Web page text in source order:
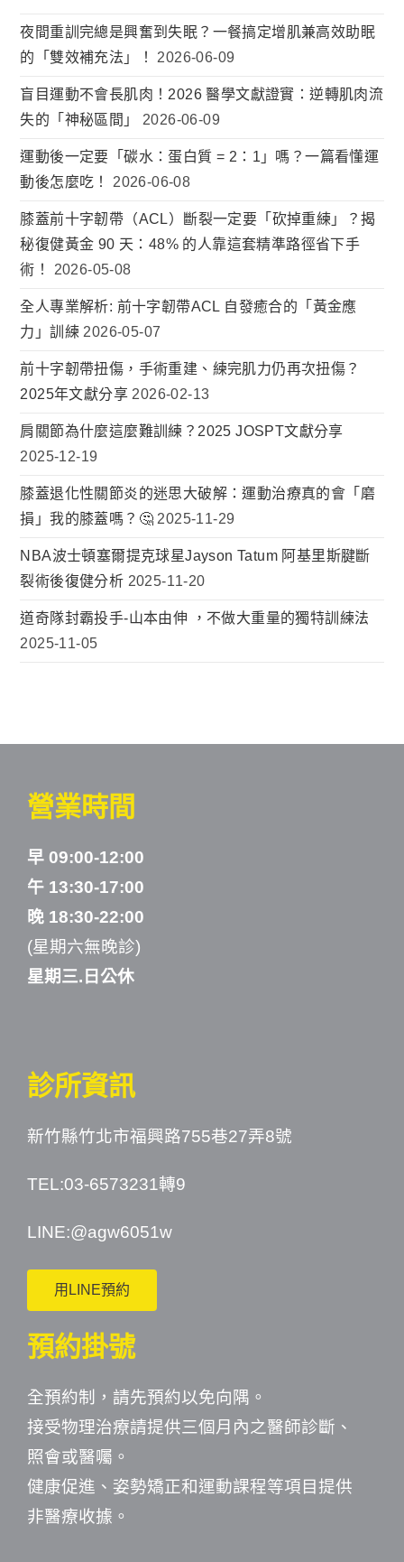
夜間重訓完總是興奮到失眠？一餐搞定增肌兼高效助眠
的「雙效補充法」！
2026-06-09
盲目運動不會長肌肉！2026 醫學文獻證實：逆轉肌肉流
失的「神秘區間」
2026-06-09
運動後一定要「碳水：蛋白質 = 2：1」嗎？一篇看懂運
動後怎麼吃！
2026-06-08
膝蓋前十字韌帶（ACL）斷裂一定要「砍掉重練」？揭
秘復健黃金 90 天：48% 的人靠這套精準路徑省下手
術！
2026-05-08
全人專業解析: 前十字韌帶ACL 自發癒合的「黃金應
力」訓練 2026-05-07
前十字韌帶扭傷，手術重建、練完肌力仍再次扭傷？
2025年文獻分享 2026-02-13
肩關節為什麼這麼難訓練？2025 JOSPT文獻分享
2025-12-19
膝蓋退化性關節炎的迷思大破解：運動治療真的會「磨
損」我的膝蓋嗎？🤔 2025-11-29
NBA波士頓塞爾提克球星Jayson Tatum 阿基里斯腱斷
裂術後復健分析 2025-11-20
道奇隊封霸投手-山本由伸 ，不做大重量的獨特訓練法
2025-11-05
營業時間
早 09:00-12:00
午 13:30-17:00
晚 18:30-22:00
(星期六無晚診)
星期三.日公休
診所資訊
新竹縣竹北市福興路755巷27弄8號
TEL:03-6573231轉9
LINE:@agw6051w
用LINE預約
預約掛號
全預約制，請先預約以免向隅。
接受物理治療請提供三個月內之醫師診斷、
照會或醫囑。
健康促進、姿勢矯正和運動課程等項目提供
非醫療收據。